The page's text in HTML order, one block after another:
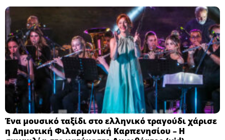
Ένα μουσικό ταξίδι στο ελληνικό τραγούδι χάρισε
η Δημοτική Φιλαρμονική Καρπενησίου – Η